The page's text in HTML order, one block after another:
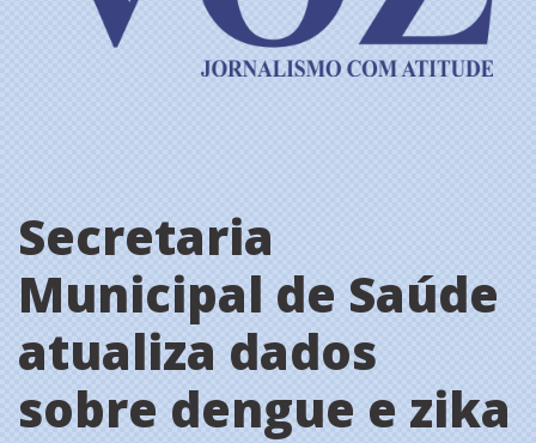
Secretaria
Municipal de Saúde
atualiza dados
sobre dengue e zika